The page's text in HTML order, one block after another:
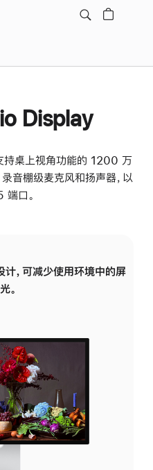
Display
持桌上视角功能的 1200 万
音棚级麦克风和扬声器，以
端口。
，可减少使用环境中的屏
。